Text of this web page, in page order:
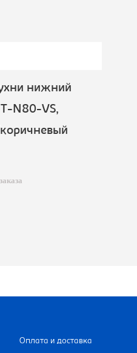
нижний
N80-VS,
Оплата и доставка